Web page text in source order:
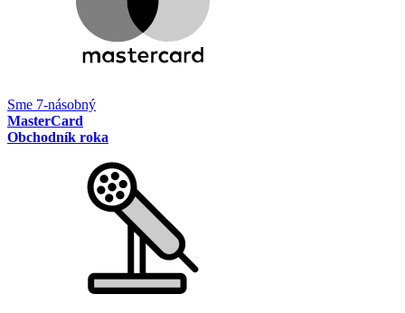
Sme 7-násobný
MasterCard
Obchodník roka